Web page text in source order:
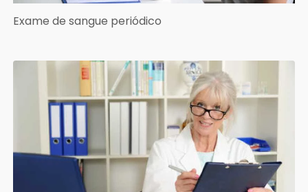
Exame de sangue periódico